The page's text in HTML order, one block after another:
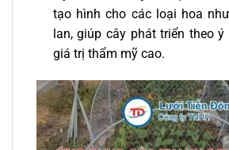
tạo hình cho các loại hoa
lan, giúp cây phát triển theo
giá trị thẩm mỹ cao.